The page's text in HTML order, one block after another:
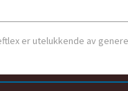
er utelukkende av